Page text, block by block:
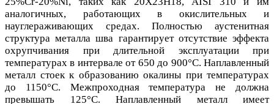
аналогичных, работающих в окислительных и
науглераживающих средах. Полностью аустенитная
структура металла шва гарантирует отсутствие эффекта
охрупчивания при длительной эксплуатации при
температурах в интервале от 650 до 900°С. Наплавленный
металл стоек к образованию окалины при температурах
до 1150°С. Межпроходная температура не должна
превышать 125°С. Наплавленный металл имеет